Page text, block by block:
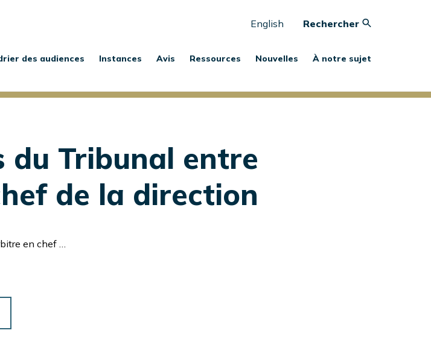
English
Rechercher
des audiences Instances Avis Ressources Nouvelles À notre sujet
du Tribunal entre
de la direction
de la direction